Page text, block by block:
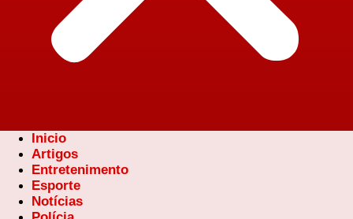
Inicio
Artigos
Entretenimento
Esporte
Notícias